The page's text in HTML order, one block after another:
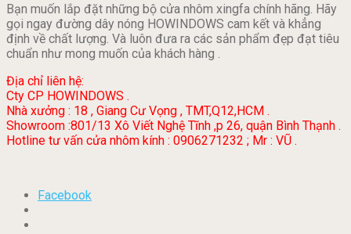
Bạn muốn lắp đặt những bộ cửa nhôm xingfa chính hãng. Hãy
gọi ngay đường dây nóng HOWINDOWS cam kết và khẳng
định về chất lượng. Và luôn đưa ra các sản phẩm đẹp đạt tiêu
chuẩn như mong muốn của khách hàng .
Địa chỉ liên hệ:
Cty CP HOWINDOWS .
Nhà xưởng : 18 , Giang Cư Vọng , TMT,Q12,HCM .
Showroom :801/13 Xô Viết Nghệ Tĩnh ,p 26, quận Bình Thạnh .
Hotline tư vấn cửa nhôm kính : 0906271232 ; Mr : VŨ .
Facebook